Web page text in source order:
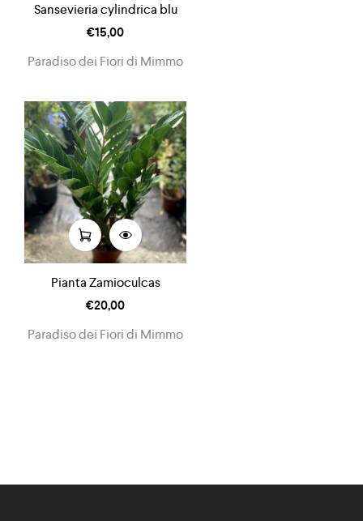
Sansevieria cylindrica blu
€15,00
Paradiso dei Fiori di Mimmo
Pianta Zamioculcas
€20,00
Paradiso dei Fiori di Mimmo